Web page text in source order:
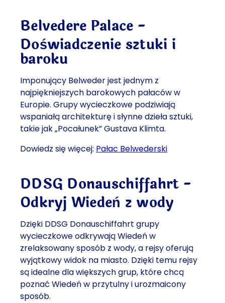
Belvedere Palace -
Doświadczenie sztuki i
baroku
Imponujący Belweder jest jednym z
najpiękniejszych barokowych pałaców w
Europie. Grupy wycieczkowe podziwiają
wspaniałą architekturę i słynne dzieła sztuki,
takie jak „Pocałunek” Gustava Klimta.
Dowiedz się więcej: Pałac Belwederski
DDSG Donauschiffahrt -
Odkryj Wiedeń z wody
Dzięki DDSG Donauschiffahrt grupy
wycieczkowe odkrywają Wiedeń w
zrelaksowany sposób z wody, a rejsy oferują
wyjątkowy widok na miasto. Dzięki temu rejsy
są idealne dla większych grup, które chcą
poznać Wiedeń w przytulny i urozmaicony
sposób.